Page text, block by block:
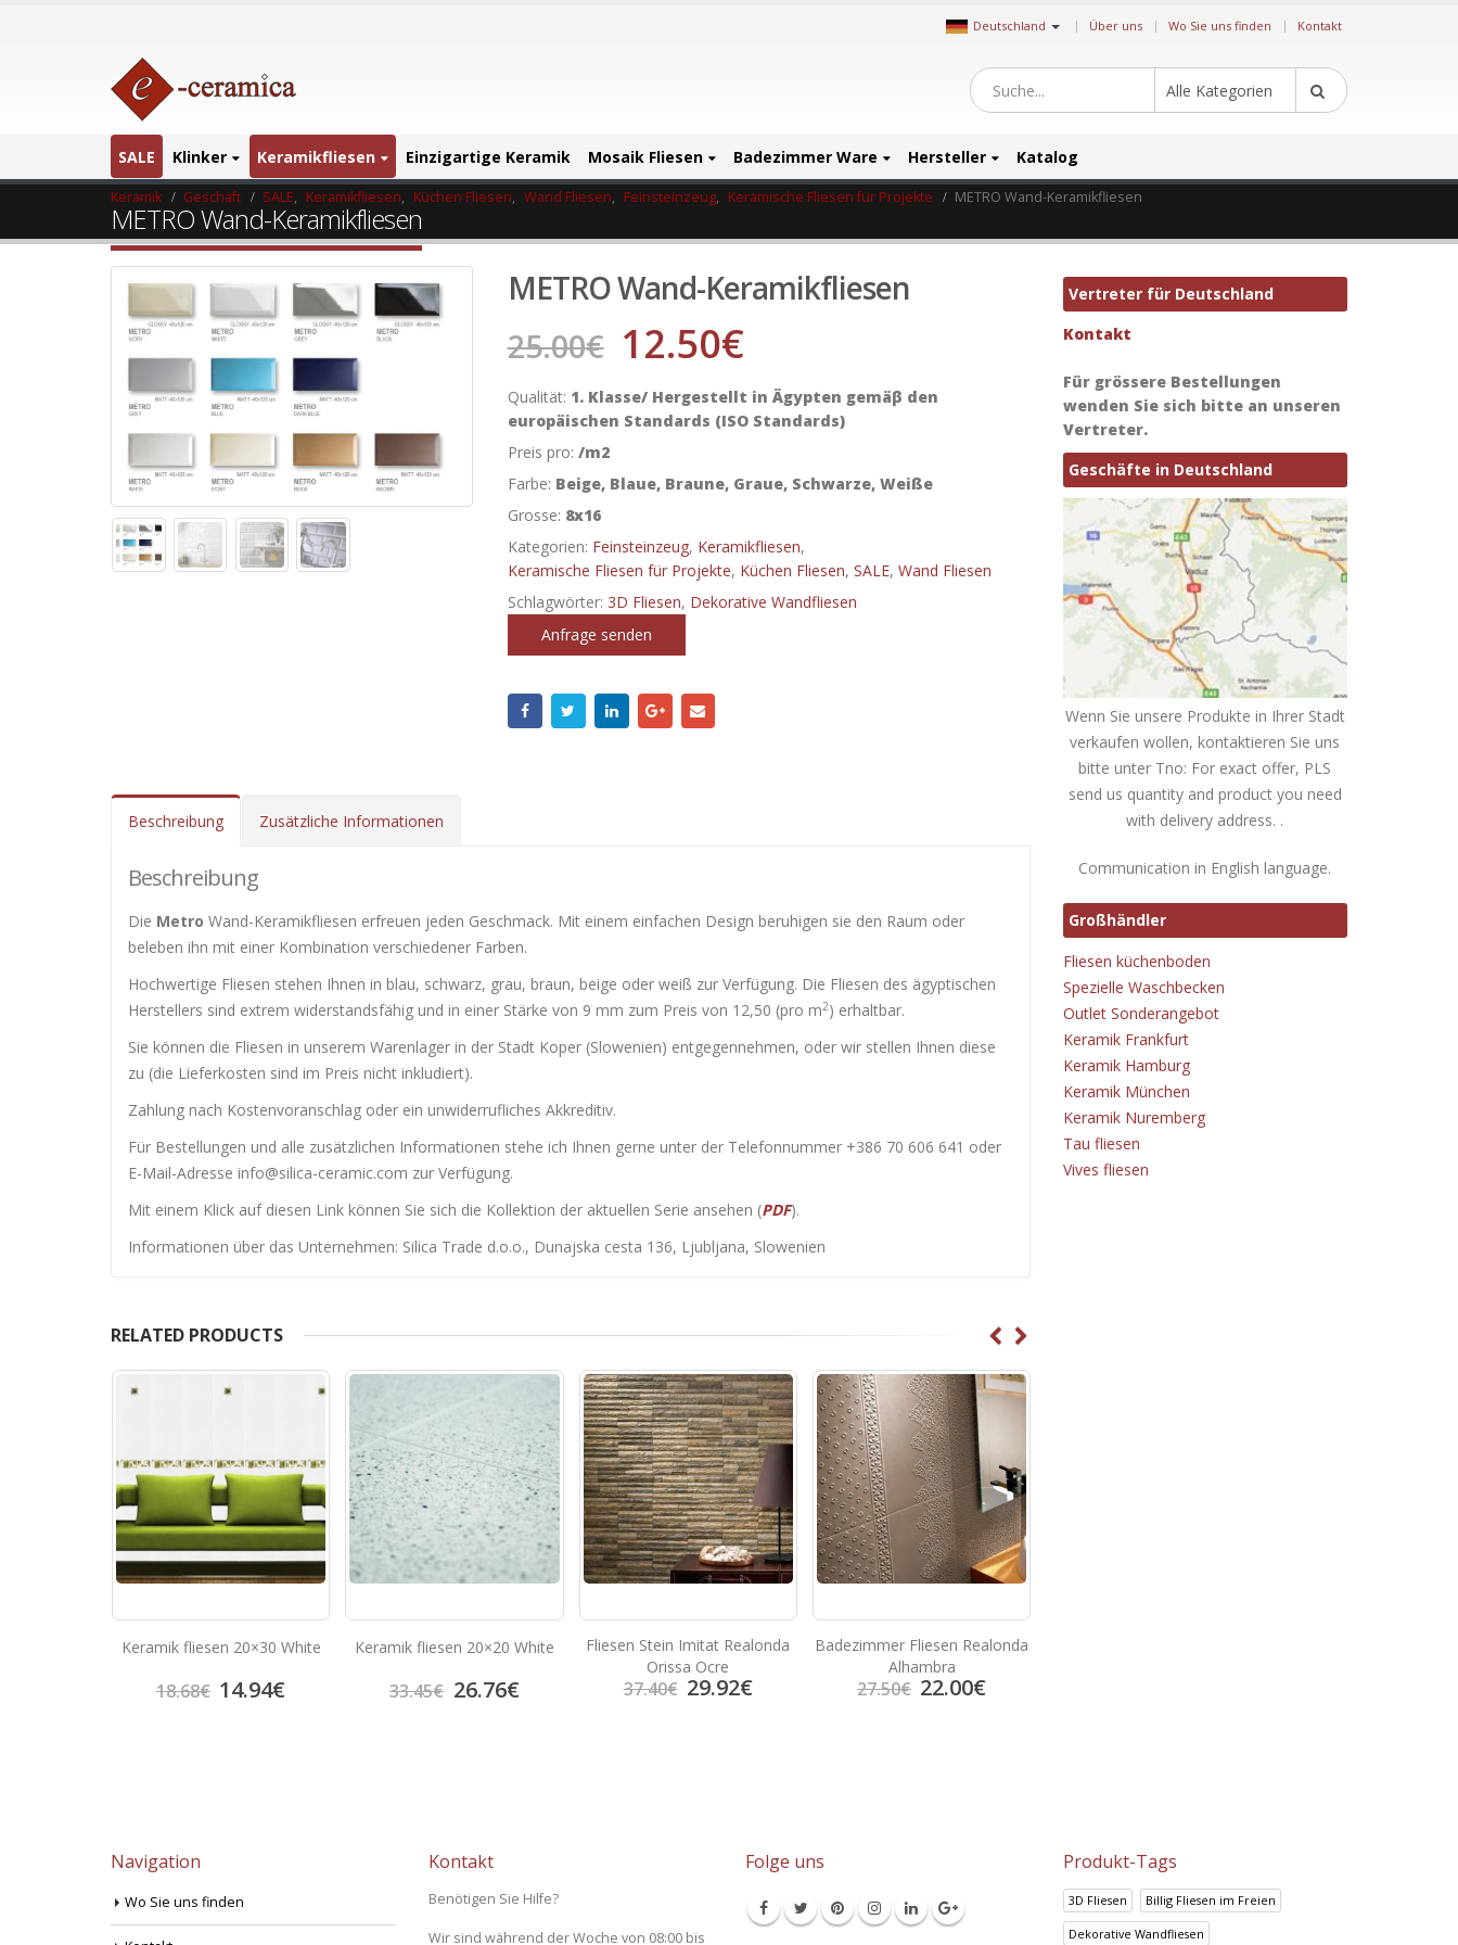
Deutschland | Über uns Wo Sie uns finden Kontakt
Alle Kategorien
SALE Klinker Keramikfliesen Einzigartige Keramik Mosaik Fliesen Badezimmer Ware Hersteller Katalog
Keramik Geschäft SALE, Keramikfliesen, Küchen Fliesen, Wand Fliesen, Feinsteinzeug, Keramische Fliesen für Projekte METRO Wand-Keramikfliesen
METRO Wand-Keramikfliesen
METRO Wand-Keramikfliesen
25.00€ 12.50€
Qualität: 1. Klasse/ Hergestellt in Ägypten gemäβ den
europäischen Standards (ISO Standards)
Preis pro: /m2
Farbe: Beige, Blaue, Braune, Graue, Schwarze, Weiße
Grosse: 8x16
Kategorien: Feinsteinzeug, Keramikfliesen,
Keramische Fliesen für Projekte, Küchen Fliesen, SALE, Wand Fliesen
Schlagwörter: 3D Fliesen, Dekorative Wandfliesen
Anfrage senden
Beschreibung Zusätzliche Informationen
Beschreibung
Die Metro Wand-Keramikfliesen erfreuen jeden Geschmack. Mit einem einfachen Design beruhigen sie den Raum oder
beleben ihn mit einer Kombination verschiedener Farben.
Hochwertige Fliesen stehen Ihnen in blau, schwarz, grau, braun, beige oder weiß zur Verfügung. Die Fliesen des ägyptischen
Herstellers sind extrem widerstandsfähig und in einer Stärke von 9 mm zum Preis von 12,50 (pro m2) erhaltbar.
Sie können die Fliesen in unserem Warenlager in der Stadt Koper (Slowenien) entgegennehmen, oder wir stellen Ihnen diese
zu (die Lieferkosten sind im Preis nicht inkludiert).
Zahlung nach Kostenvoranschlag oder ein unwiderrufliches Akkreditiv.
Für Bestellungen und alle zusätzlichen Informationen stehe ich Ihnen gerne unter der Telefonnummer +386 70 606 641 oder
E-Mail-Adresse info@silica-ceramic.com zur Verfügung.
Mit einem Klick auf diesen Link können Sie sich die Kollektion der aktuellen Serie ansehen (PDF).
Informationen über das Unternehmen: Silica Trade d.o.o., Dunajska cesta 136, Ljubljana, Slowenien
RELATED PRODUCTS
Keramik fliesen 20×30 White
18.68€ 14.94€
Keramik fliesen 20×20 White
33.45€ 26.76€
Fliesen Stein Imitat Realonda
Orissa Ocre
37.40€ 29.92€
Badezimmer Fliesen Realonda
Alhambra
27.50€ 22.00€
Vertreter für Deutschland
Kontakt
Für grössere Bestellungen
wenden Sie sich bitte an unseren
Vertreter.
Geschäfte in Deutschland
Wenn Sie unsere Produkte in Ihrer Stadt
verkaufen wollen, kontaktieren Sie uns
bitte unter Tno: For exact offer, PLS
send us quantity and product you need
with delivery address. .
Communication in English language.
Großhändler
Fliesen küchenboden
Spezielle Waschbecken
Outlet Sonderangebot
Keramik Frankfurt
Keramik Hamburg
Keramik München
Keramik Nuremberg
Tau fliesen
Vives fliesen
Navigation
Wo Sie uns finden
Kontakt
Benötigen Sie Hilfe?
Wir sind während der Woche von 08:00 bis
Folge uns Produkt-Tags
3D Fliesen Billig Fliesen im Freien
Dekorative Wandfliesen